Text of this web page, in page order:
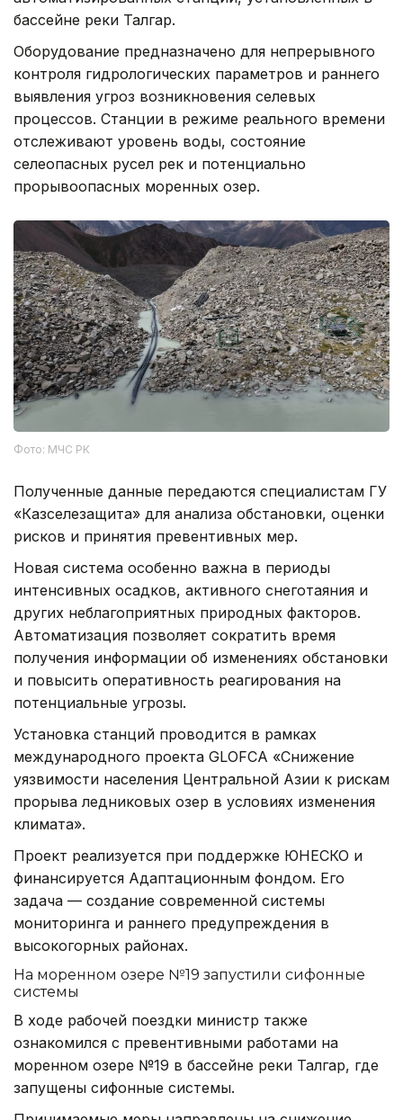
бассейне реки Талгар.
Оборудование предназначено для непрерывного
контроля гидрологических параметров и раннего
выявления угроз возникновения селевых
процессов. Станции в режиме реального времени
отслеживают уровень воды, состояние
селеопасных русел рек и потенциально
прорывоопасных моренных озер.
Фото: МЧС РК
Полученные данные передаются специалистам ГУ
«Казселезащита» для анализа обстановки, оценки
рисков и принятия превентивных мер.
Новая система особенно важна в периоды
интенсивных осадков, активного снеготаяния и
других неблагоприятных природных факторов.
Автоматизация позволяет сократить время
получения информации об изменениях обстановки
и повысить оперативность реагирования на
потенциальные угрозы.
Установка станций проводится в рамках
международного проекта GLOFCA «Снижение
уязвимости населения Центральной Азии к рискам
прорыва ледниковых озер в условиях изменения
климата».
Проект реализуется при поддержке ЮНЕСКО и
финансируется Адаптационным фондом. Его
задача — создание современной системы
мониторинга и раннего предупреждения в
высокогорных районах.
На моренном озере №19 запустили сифонные
системы
В ходе рабочей поездки министр также
ознакомился с превентивными работами на
моренном озере №19 в бассейне реки Талгар, где
запущены сифонные системы.